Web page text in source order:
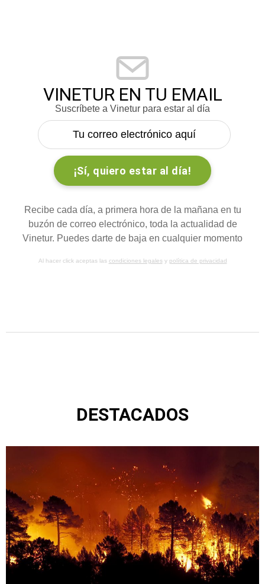
VINETUR EN TU EMAIL
Suscríbete a Vinetur para estar al día
Recibe cada día, a primera hora de la mañana en tu
buzón de correo electrónico, toda la actualidad de
Vinetur. Puedes darte de baja en cualquier momento
Al hacer click aceptas las condiciones legalesy política de privacidad
DESTACADOS